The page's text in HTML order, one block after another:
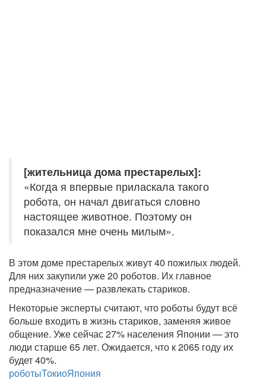
[жительница дома престарелых]:
«Когда я впервые приласкала такого
робота, он начал двигаться словно
настоящее животное. Поэтому он
показался мне очень милым».
В этом доме престарелых живут 40 пожилых людей.
Для них закупили уже 20 роботов. Их главное
предназначение — развлекать стариков.
Некоторые эксперты считают, что роботы будут всё
больше входить в жизнь стариков, заменяя живое
общение. Уже сейчас 27% населения Японии — это
люди старше 65 лет. Ожидается, что к 2065 году их
будет 40%.
роботыТокиоЯпония